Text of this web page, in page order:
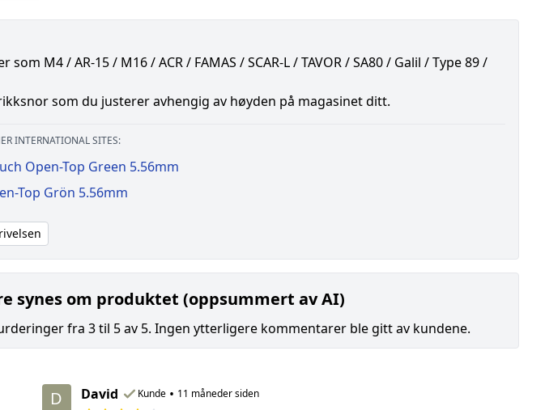
M4 / AR-15 / M16 / ACR / FAMAS / SCAR-L / TAVOR / SA80 / Galil / Type 89 /
som du justerer avhengig av høyden på magasinet ditt.
INTERNATIONAL SITES:
Open-Top Green 5.56mm
Top Grön 5.56mm
synes om produktet (oppsummert av AI)
fra 3 til 5 av 5. Ingen ytterligere kommentarer ble gitt av kundene.
D David Kunde • 11 måneder siden